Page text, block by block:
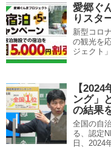
愛郷ぐ
りスタ
新型コロ
の観光を
ジェクト
【
ング」
の結果
全国の自
る、認定
日、2024